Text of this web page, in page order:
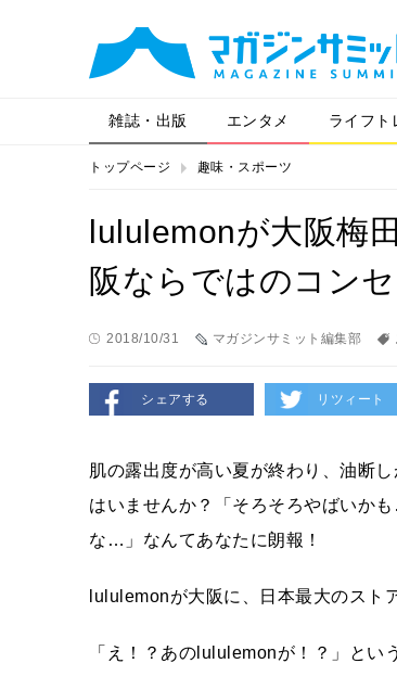
雑誌・出版 エンタメ ライフト
トップページ 趣味・スポーツ
lululemonが大阪梅
阪ならではのコン
2018/10/31 マガジンサミット編集部
シェアする リツィート
肌の露出度が高い夏が終わり、油断
はいませんか？「そろそろやばいか
な…」なんてあなたに朗報！
lululemonが大阪に、日本最大のスト
「え！？あのlululemonが！？」とい